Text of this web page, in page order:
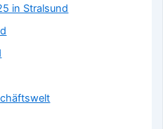
in Stralsund